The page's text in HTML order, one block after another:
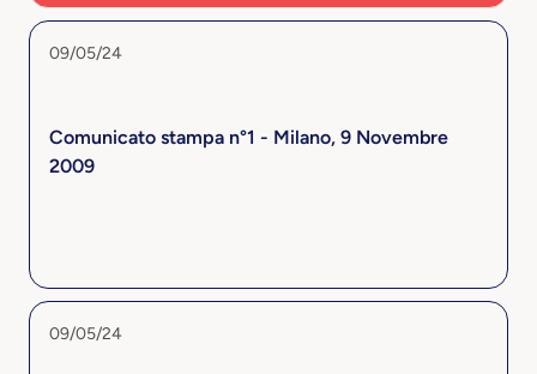
09/05/24
Comunicato stampa n°1 - Milano, 9 Novembre
2009
09/05/24